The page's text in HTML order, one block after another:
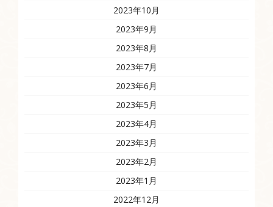
2023年10月
2023年9月
2023年8月
2023年7月
2023年6月
2023年5月
2023年4月
2023年3月
2023年2月
2023年1月
2022年12月